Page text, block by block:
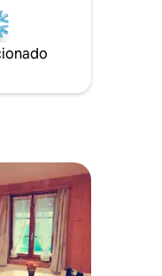
de: 4 noites
12 noites